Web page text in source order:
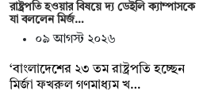
রাষ্ট্রপতি হওয়ার বিষয়ে দ্য ডেইলি ক্যাম্পাসকে
যা বললেন মির্জ…
০৯ আগস্ট ২০২৬
‘বাংলাদেশের ২৩ তম রাষ্ট্রপতি হচ্ছেন
মির্জা ফখরুল গণমাধ্যম খ…